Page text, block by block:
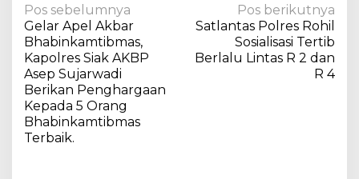
N
a
v
i
g
a
s
Pos sebelumnya
Gelar Apel Akbar
Bhabinkamtibmas,
Kapolres Siak AKBP
Asep Sujarwadi
Berikan Penghargaan
Kepada 5 Orang
Bhabinkamtibmas
Terbaik.
Pos berikutnya
Satlantas Polres Rohil
Sosialisasi Tertib
Berlalu Lintas R 2 dan
R 4